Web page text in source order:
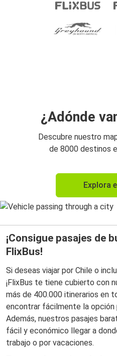
¿Adónde
Descubre nuestro
de 8000 destinos
Explora
¡Consigue pasajes de
FlixBus!
Si deseas viajar por Chile o
¡FlixBus te tiene cubierto con
más de 400.000 itinerarios en
encontrar fácilmente la opción
Además, nuestros pasajes
fácil y económico llegar a
trabajo o por vacaciones.